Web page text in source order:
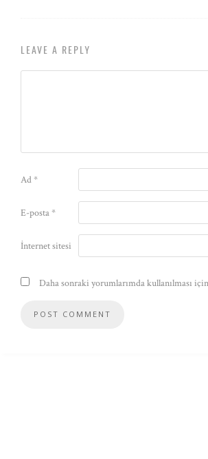
LEAVE A REPLY
Ad*
E-posta*
İnternet sitesi
Daha sonraki yorumlarımda kullanılması